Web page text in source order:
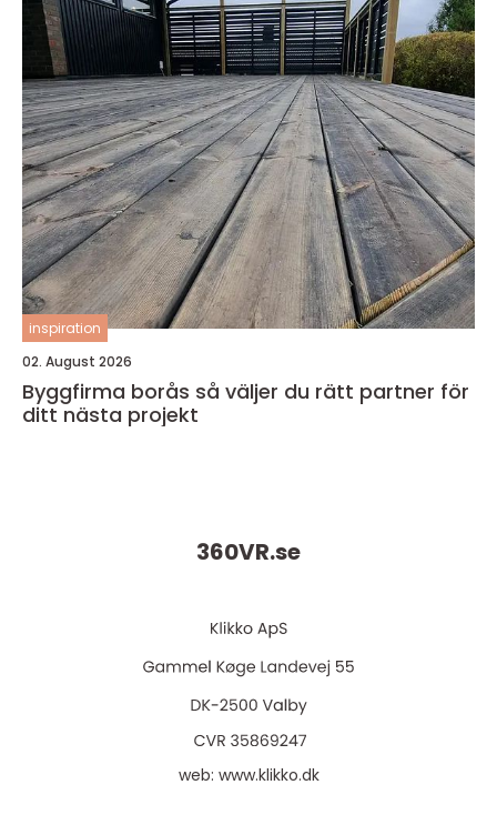
inspiration
02. August 2026
Byggfirma borås så väljer du rätt partner för
ditt nästa projekt
360VR.se
web: www.klikko.dk